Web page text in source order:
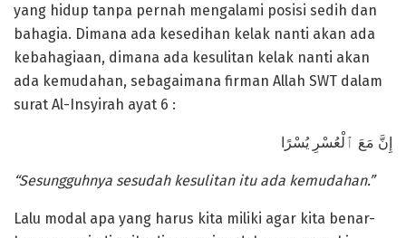
yang hidup tanpa pernah mengalami posisi sedih dan
bahagia. Dimana ada kesedihan kelak nanti akan ada
kebahagiaan, dimana ada kesulitan kelak nanti akan
ada kemudahan, sebagaimana firman Allah SWT dalam
surat Al-Insyirah ayat 6 :
إِنَّ مَعَ ٱلْعُسْرِ يُسْرًا
“Sesungguhnya sesudah kesulitan itu ada kemudahan.”
Lalu modal apa yang harus kita miliki agar kita benar-